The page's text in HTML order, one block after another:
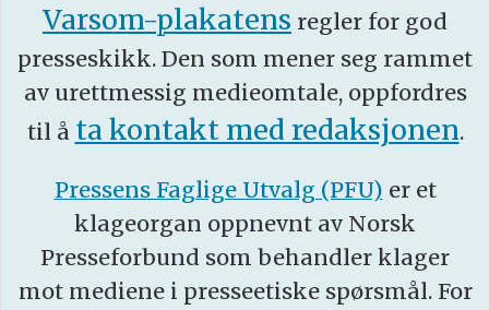
Varsom-plakatens regler for god
presseskikk. Den som mener seg rammet
av urettmessig medieomtale, oppfordres
til å ta kontakt med redaksjonen.
Pressens Faglige Utvalg (PFU) er et
klageorgan oppnevnt av Norsk
Presseforbund som behandler klager
mot mediene i presseetiske spørsmål. For